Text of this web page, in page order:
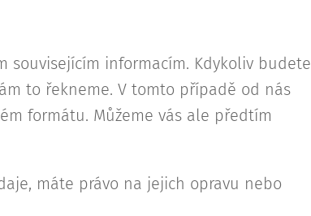
informacím. Kdykoliv budete
to řekneme. V tomto případě od nás
formátu. Můžeme vás ale předtím
máte právo na jejich opravu nebo